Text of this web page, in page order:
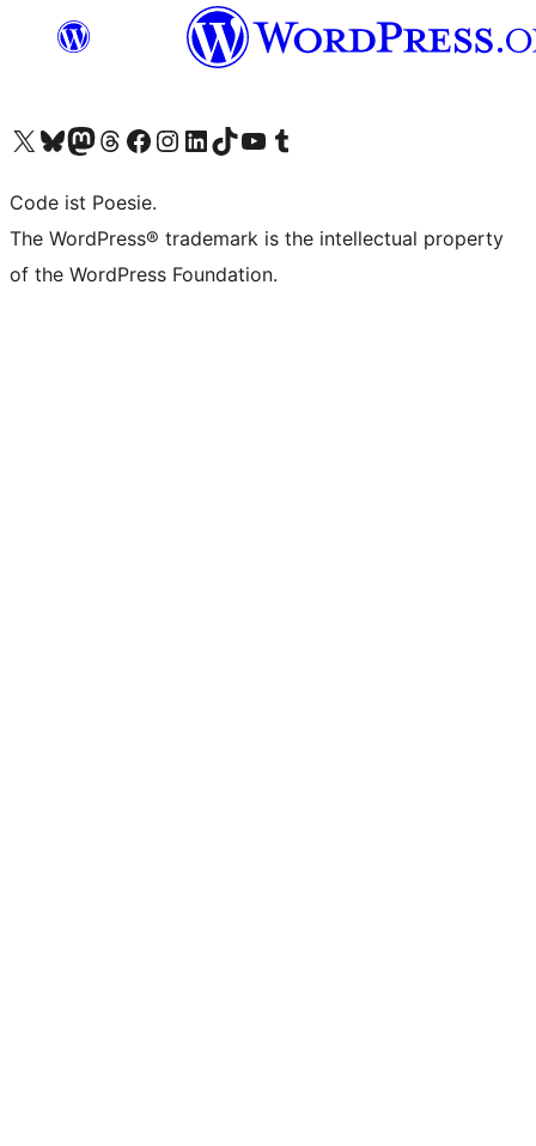
Unser X-Konto (früher Twitter) besuchen
Unser Bluesky-Konto besuchen
Unser Mastodon-Konto besuchen
Unser Threads-Konto besuchen
Unsere Facebook-Seite besuchen
Unser Instagram-Konto besuchen
Unser LinkedIn-Konto besuchen
Unser TikTok-Konto besuchen
Unseren YouTube-Kanal besuchen
Unser Tumblr-Konto besuchen
Code ist Poesie.
The WordPress® trademark is the intellectual property
of the WordPress Foundation.